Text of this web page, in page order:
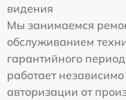
видения
Мы занимаемся
обслуживанием
гарантийного
работает
авторизации от